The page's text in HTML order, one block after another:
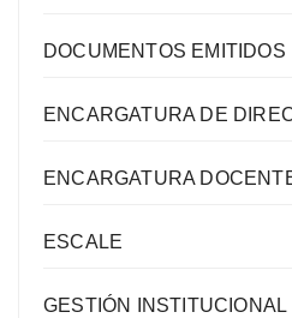
DOCUMENTOS EMITIDOS
ENCARGATURA DE
ENCARGATURA
ESCALE
GESTIÓN INSTITUCIONAL